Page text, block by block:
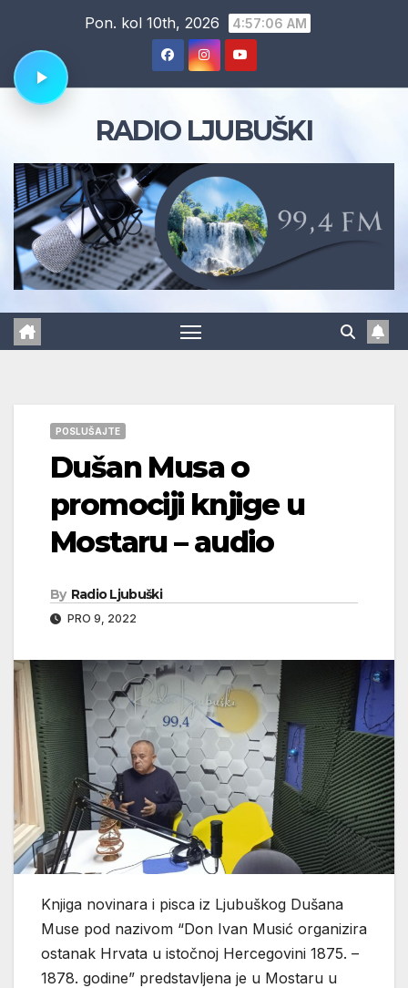
content
Pon. kol 10th, 2026 4:57:07 AM
RADIO LJUBUŠKI
POSLUŠAJTE
Dušan Musa o
promociji knjige u
Mostaru – audio
By Radio Ljubuški
PRO 9, 2022
Knjiga novinara i pisca iz Ljubuškog Dušana
Muse pod nazivom “Don Ivan Musić organizira
ostanak Hrvata u istočnoj Hercegovini 1875. –
1878. godine” predstavljena je u Mostaru u